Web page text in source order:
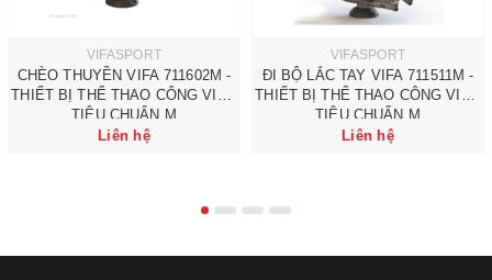
VIFASPORT
CHÈO THUYỀN VIFA 711602M -
THIẾT BỊ THỂ THAO CÔNG VIÊN
TIÊU CHUẨN M
Liên hệ
VIFASPORT
ĐI BỘ LẮC TAY VIFA 711511M -
THIẾT BỊ THỂ THAO CÔNG VIÊN
TIÊU CHUẨN M
Liên hệ